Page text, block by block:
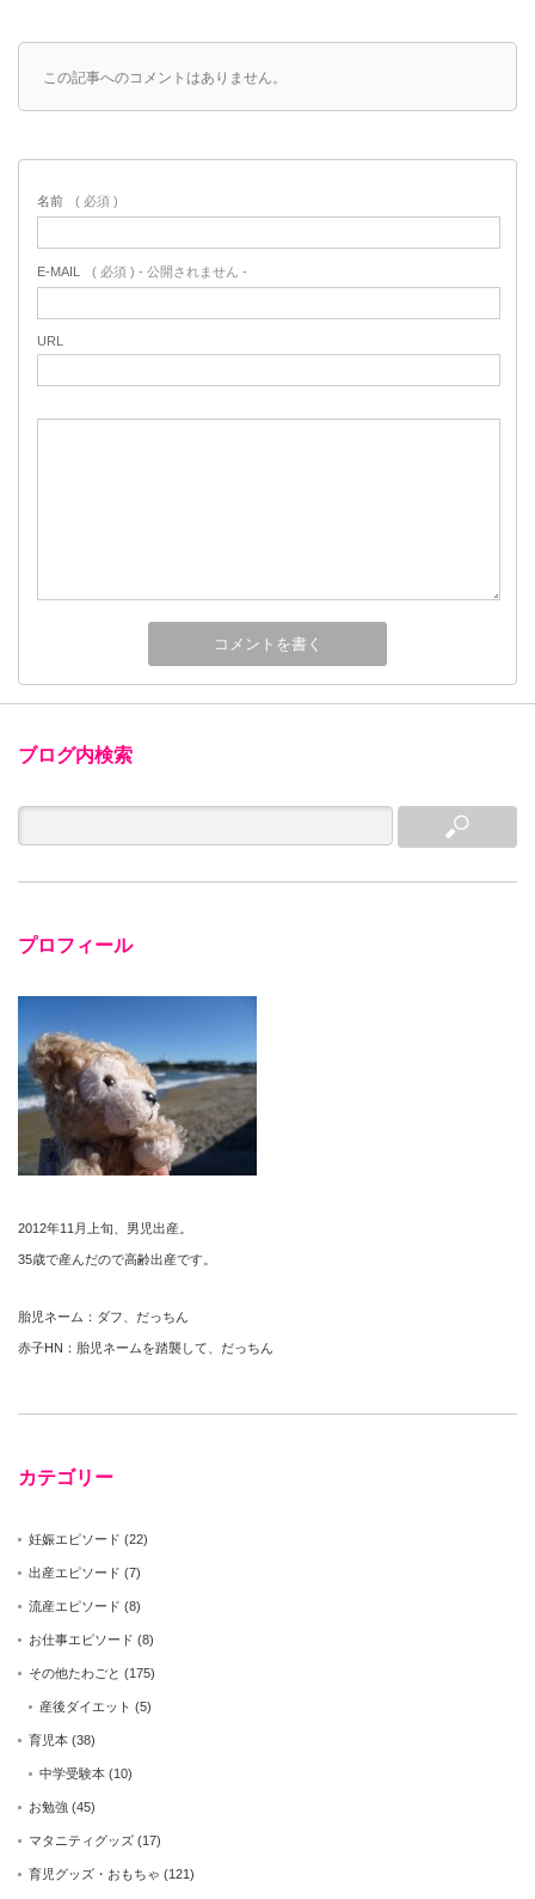
この記事へのコメントはありません。
名前 ( 必須 )
E-MAIL ( 必須 ) - 公開されません -
URL
ブログ内検索
プロフィール
2012年11月上旬、男児出産。
35歳で産んだので高齢出産です。
胎児ネーム：ダフ、だっちん
赤子HN：胎児ネームを踏襲して、だっちん
カテゴリー
妊娠エピソード (22)
出産エピソード (7)
流産エピソード (8)
お仕事エピソード (8)
その他たわごと (175)
産後ダイエット (5)
育児本 (38)
中学受験本 (10)
お勉強 (45)
マタニティグッズ (17)
育児グッズ・おもちゃ (121)